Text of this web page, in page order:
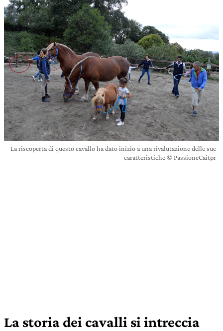
La riscoperta di questo cavallo ha dato inizio a una rivalutazione delle sue
caratteristiche © PassioneCaitpr
La storia dei cavalli si intreccia